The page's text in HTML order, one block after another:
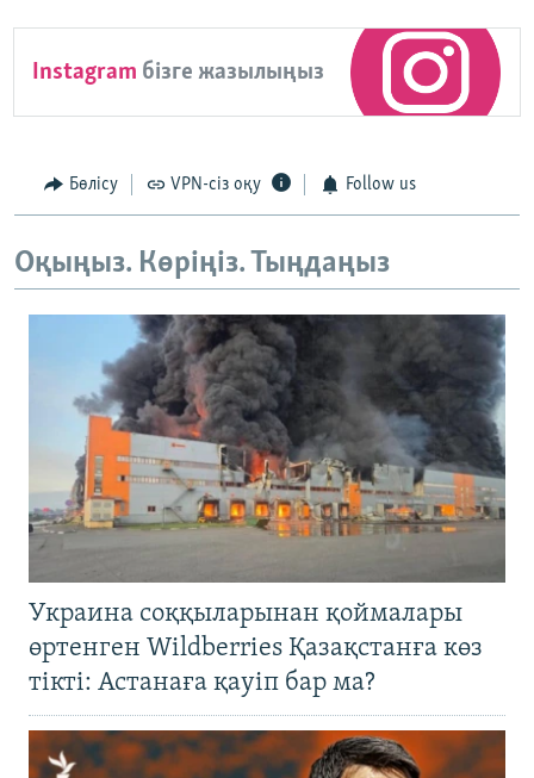
Instagram бізге жазылыңыз
Бөлісу VPN-сіз оқу Follow us
Оқыңыз. Көріңіз. Тыңдаңыз
Украина соққыларынан қоймалары
өртенген Wildberries Қазақстанға көз
тікті: Астанаға қауіп бар ма?